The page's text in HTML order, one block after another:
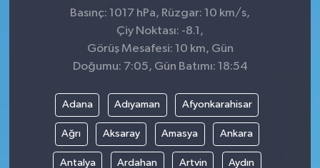
Basınç: 1017 hPa, Rüzgar: 10 km/s,
Çiy Noktası: -8.1,
Görüş Mesafesi: 10 km, Gün
Doğumu: 7:05, Gün Batımı: 18:54
Adana Adıyaman Afyonkarahisar
Ağrı Aksaray Amasya Ankara
Antalya Ardahan Artvin Aydın